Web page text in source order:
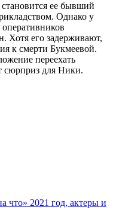
ее бывший
Однако у
Хотя его задерживают,
к смерти Букмеевой.
переехать
сюрприз для Ники.
что» 2021 год, актеры и